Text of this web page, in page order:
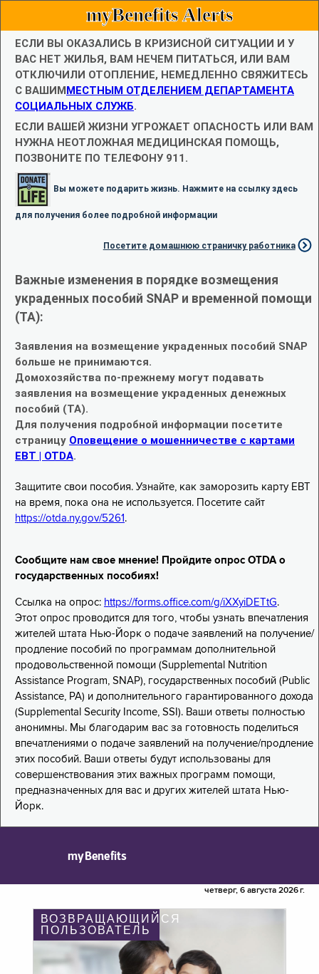
myBenefits Alerts
ЕСЛИ ВЫ ОКАЗАЛИСЬ В КРИЗИСНОЙ СИТУАЦИИ И У
ВАС НЕТ ЖИЛЬЯ, ВАМ НЕЧЕМ ПИТАТЬСЯ, ИЛИ ВАМ
ОТКЛЮЧИЛИ ОТОПЛЕНИЕ, НЕМЕДЛЕННО СВЯЖИТЕСЬ
С ВАШИММЕСТНЫМ ОТДЕЛЕНИЕМ ДЕПАРТАМЕНТА
СОЦИАЛЬНЫХ СЛУЖБ.
ЕСЛИ ВАШЕЙ ЖИЗНИ УГРОЖАЕТ ОПАСНОСТЬ ИЛИ ВАМ
НУЖНА НЕОТЛОЖНАЯ МЕДИЦИНСКАЯ ПОМОЩЬ,
ПОЗВОНИТЕ ПО ТЕЛЕФОНУ 911.
Вы можете подарить жизнь. Нажмите на ссылку здесь
для получения более подробной информации
Посетите домашнюю страничку работника
Важные изменения в порядке возмещения
украденных пособий SNAP и временной помощи
(TA):
Заявления на возмещение украденных пособий SNAP
больше не принимаются.
Домохозяйства по-прежнему могут подавать
заявления на возмещение украденных денежных
пособий (TA).
Для получения подробной информации посетите
страницу Оповещение о мошенничестве с картами
EBT | OTDA.
Защитите свои пособия. Узнайте, как заморозить карту EBT
на время, пока она не используется. Посетите сайт
https://otda.ny.gov/5261 .
Сообщите нам свое мнение! Пройдите опрос OTDA о
государственных пособиях!
Ссылка на опрос: https://forms.office.com/g/iXXyiDETtG.
Этот опрос проводится для того, чтобы узнать впечатления
жителей штата Нью-Йорк о подаче заявлений на получение/
продление пособий по программам дополнительной
продовольственной помощи (Supplemental Nutrition
Assistance Program, SNAP), государственных пособий (Public
Assistance, PA) и дополнительного гарантированного дохода
(Supplemental Security Income, SSI). Ваши ответы полностью
анонимны. Мы благодарим вас за готовность поделиться
впечатлениями о подаче заявлений на получение/продление
этих пособий. Ваши ответы будут использованы для
совершенствования этих важных программ помощи,
предназначенных для вас и других жителей штата Нью-
Йорк.
myBenefits
четверг, 6 августа 2026 г.
ВОЗВРАЩАЮЩИЙСЯ
ПОЛЬЗОВАТЕЛЬ